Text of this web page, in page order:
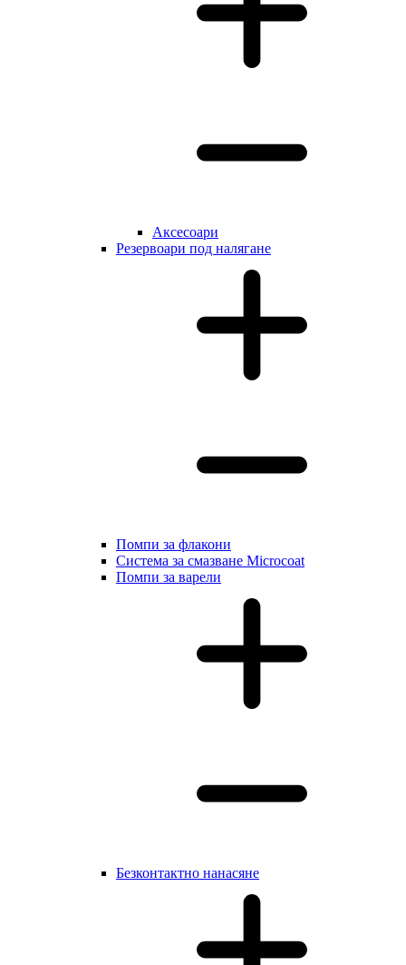
Аксесоари
Резервоари под налягане
Помпи за флакони
Система за смазване Microcoat
Помпи за варели
Безконтактно нанасяне